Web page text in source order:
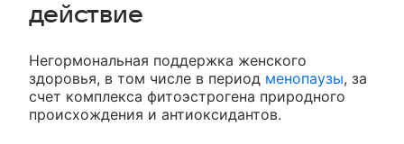
действие
Негормональная поддержка женского
здоровья, в том числе в период менопаузы, за
счет комплекса фитоэстрогена природного
происхождения и антиоксидантов.